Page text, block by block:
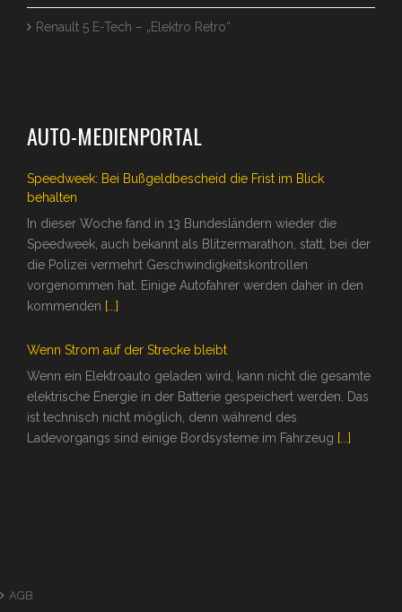
Renault 5 E-Tech – „Elektro Retro“
AUTO-MEDIENPORTAL
Speedweek: Bei Bußgeldbescheid die Frist im Blick
behalten
In dieser Woche fand in 13 Bundesländern wieder die
Speedweek, auch bekannt als Blitzermarathon, statt, bei der
die Polizei vermehrt Geschwindigkeitskontrollen
vorgenommen hat. Einige Autofahrer werden daher in den
kommenden [...]
Wenn Strom auf der Strecke bleibt
Wenn ein Elektroauto geladen wird, kann nicht die gesamte
elektrische Energie in der Batterie gespeichert werden. Das
ist technisch nicht möglich, denn während des
Ladevorgangs sind einige Bordsysteme im Fahrzeug [...]
AGB